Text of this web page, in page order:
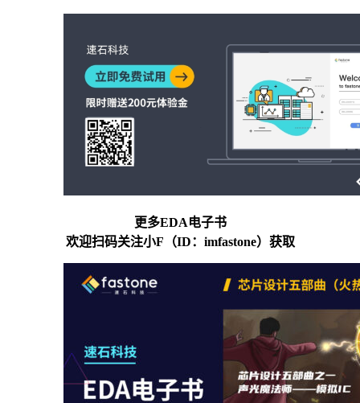
更多EDA电子书
欢迎扫码关注小F（ID：imfastone）获取